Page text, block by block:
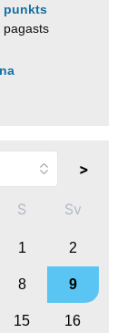
punkts
pagasts
>
S Sv
1 2
8 9
15 16